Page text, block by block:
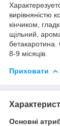
вирівняністю
кінчиком,
щільний,
бетакаротина.
8-9 місяців.
Приховати
Основні